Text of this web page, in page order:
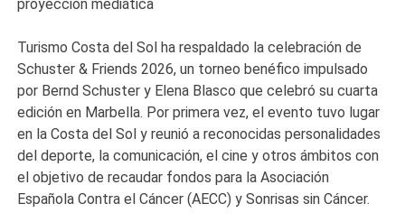
proyección mediática
Turismo Costa del Sol ha respaldado la celebración de
Schuster & Friends 2026, un torneo benéfico impulsado
por Bernd Schuster y Elena Blasco que celebró su cuarta
edición en Marbella. Por primera vez, el evento tuvo lugar
en la Costa del Sol y reunió a reconocidas personalidades
del deporte, la comunicación, el cine y otros ámbitos con
el objetivo de recaudar fondos para la Asociación
Española Contra el Cáncer (AECC) y Sonrisas sin Cáncer.